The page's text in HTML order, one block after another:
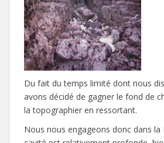
Du fait du temps limité dont nous
avons décidé de gagner le fond de
la topographier en ressortant.
Nous nous engageons donc dans la